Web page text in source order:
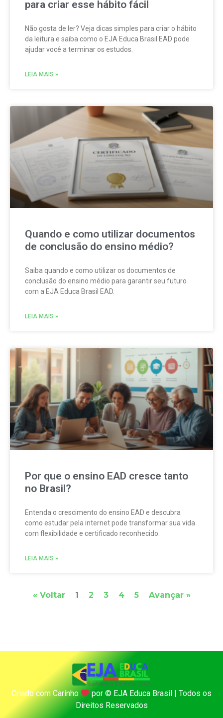
para criar esse hábito fácil
Não gosta de ler? Veja dicas simples para criar o hábito
da leitura e saiba como o EJA Educa Brasil EAD pode
ajudar você a terminar os estudos.
LEIA MAIS »
Quando e como utilizar documentos
de conclusão do ensino médio?
Saiba quando e como utilizar os documentos de
conclusão do ensino médio para garantir seu futuro
com a EJA Educa Brasil EAD.
LEIA MAIS »
Por que o ensino EAD cresce tanto
no Brasil?
Entenda o crescimento do ensino EAD e descubra
como estudar pela internet pode transformar sua vida
com flexibilidade e certificado reconhecido.
LEIA MAIS »
« Voltar 1 2 3 4 5 Avançar »
Criado com Carinho por©️ EJA Educa Brasil | Todos os
Direitos Reservados